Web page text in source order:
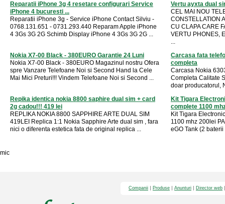
Reparatii iPhone 3g 4 resetare configurari Service
iPhone 4 bucuresti ...
Reparatii iPhone 3g - Service iPhone Contact Silviu -
0768.131.651 - 0731.293.440 Reparam Apple iPhone
4 3Gs 3G 2G Schimb Display iPhone 4 3Gs 3G 2G ...
Vertu ayxta dual
CEL MAI NOU
CONSTELLATION
CU CLAPA CARE
VERTU PHONES,
...
Nokia X7-00 Black - 380EURO Garantie 24 Luni
Nokia X7-00 Black - 380EURO Magazinul nostru Ofera
spre Vanzare Telefoane Noi si Second Hand la Cele
Mai Mici Preturi!!! Vindem Telefoane Noi si Second ...
Carcasa fata
completa
Carcasa Nokia
Completa Calitate
doar producatorul,
Repika identica nokia 8800 saphire dual sim + card
2g cadou!!! 419 lei
REPLIKA NOKIA 8800 SAPPHIRE ARTE DUAL SIM
419LEI Replica 1:1 Nokia Sapphire Arte dual sim , fara
nici o diferenta estetica fata de original replica ...
Kit Tigara
complete 1100
Kit Tigara
1100 mhz 200lei
eGO Tank (2
mic
Companii Produse Anunturi Director web